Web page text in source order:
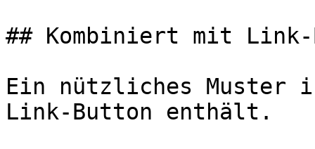
## Kombiniert mit Link-
Ein nützliches Muster
Link-Button enthält.